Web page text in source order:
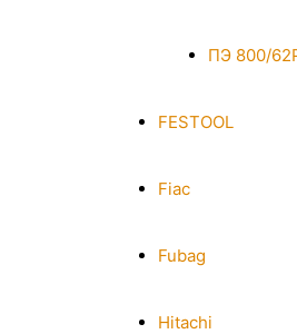
ПЭ 800/
FESTOOL
Fiac
Fubag
Hitachi